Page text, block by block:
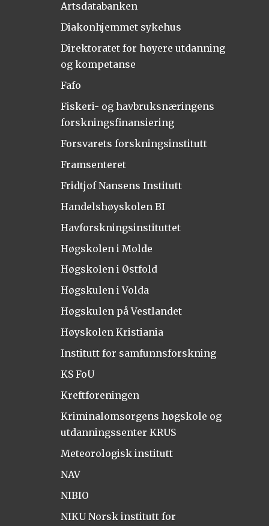
Artsdatabanken
Diakonhjemmet sykehus
Direktoratet for høyere utdanning
og kompetanse
Fafo
Fiskeri- og havbruksnæringens
forskningsfinansiering
Forsvarets forskningsinstitutt
Framsenteret
Fridtjof Nansens Institutt
Handelshøyskolen BI
Havforskningsinstituttet
Høgskolen i Molde
Høgskolen i Østfold
Høgskulen i Volda
Høgskulen på Vestlandet
Høyskolen Kristiania
Institutt for samfunnsforskning
KS FoU
Kreftforeningen
Kriminalomsorgens høgskole og
utdanningssenter KRUS
Meteorologisk institutt
NAV
NIBIO
NIKU Norsk institutt for